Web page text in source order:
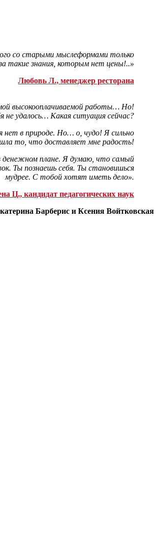
со старыми мыслеформами только
такие знания, которым нет цены!..»
Любовь Л., менеджер ресторана
высокооплачиваемой работы… Но!
удалось… Какая ситуация сейчас?
нет в природе. Но… о, чудо! Я сильно
то, что доставляет мне радость!
денежном плане. Я думаю, что самый
Ты познаешь себя. Ты становишься
мудрее. С тобой хотят иметь дело».
Ц., кандидат педагогических наук
Барберис и Ксения Войтковская